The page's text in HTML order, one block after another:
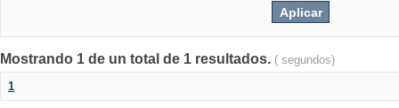
Mostrando 1 de un total de 1 resultados. ( segundos)
1